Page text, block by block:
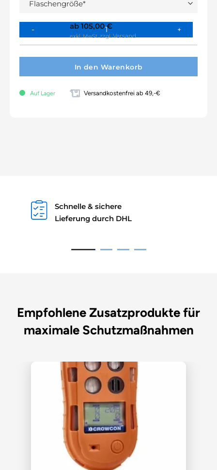
ab 105,00€
exkl. MwSt. zzgl.Versand
In den Warenkorb
Auf Lager Versandkostenfrei ab 49,-€
Schnelle & sichere
Lieferung durch DHL
Empfohlene Zusatzprodukte für
maximale Schutzmaßnahmen